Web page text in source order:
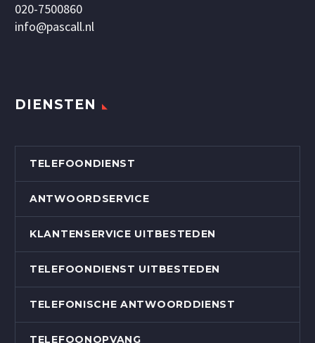
020-7500860
info@pascall.nl
DIENSTEN
TELEFOONDIENST
ANTWOORDSERVICE
KLANTENSERVICE UITBESTEDEN
TELEFOONDIENST UITBESTEDEN
TELEFONISCHE ANTWOORDDIENST
TELEFOONOPVANG